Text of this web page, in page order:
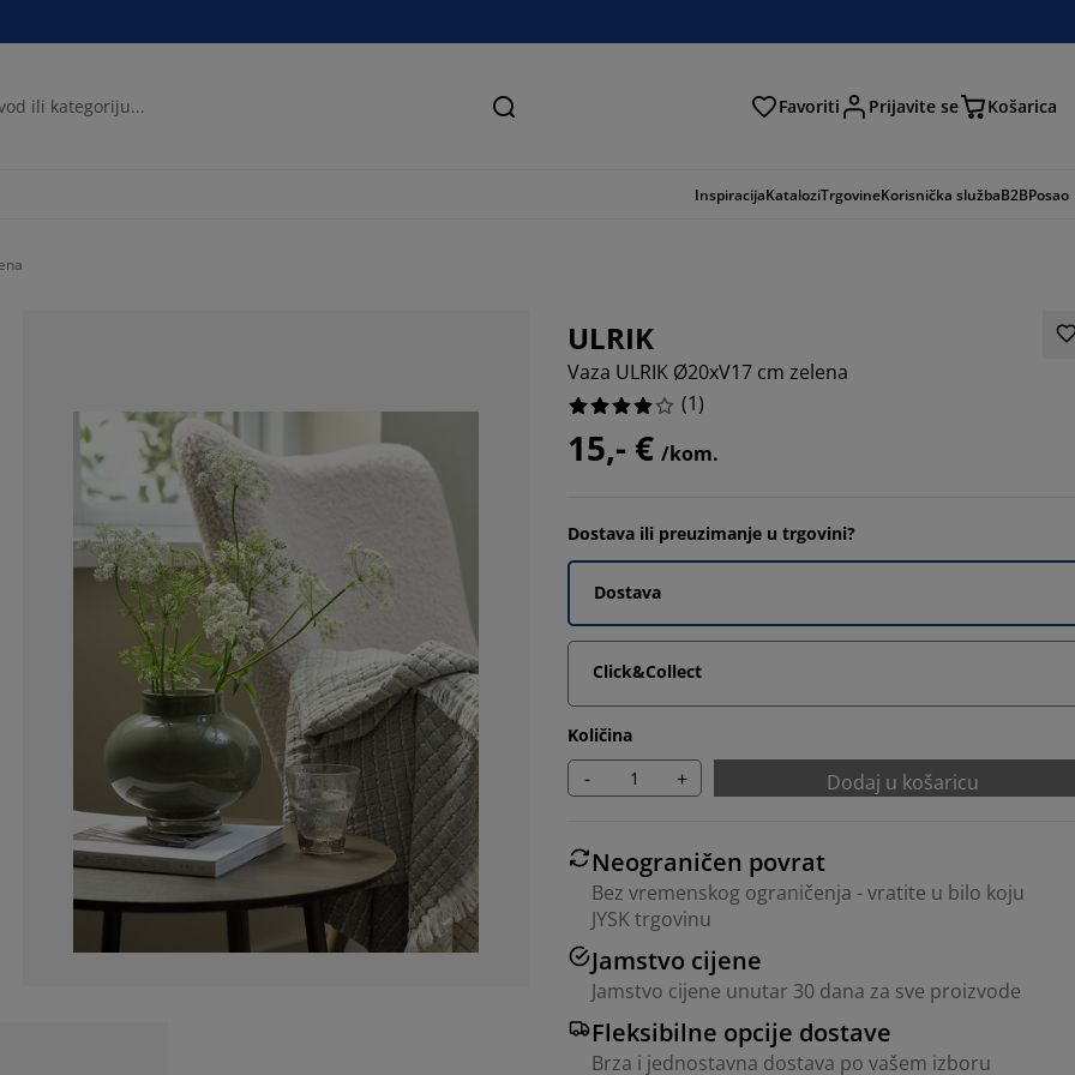
Pretraga Favoriti Prijavite se Košarica
InspiracijaKataloziTrgovineKorisnička službaB2BPosao
ULRIK
Vaza ULRIK Ø20xV17 cm zelena
(1)
15,- € /kom.
Dostava ili preuzimanje u trgovini?
Dostava
Click&Collect
Količina
- + Dodaj u košaricu
Neograničen povrat
Bez vremenskog ograničenja - vratite u bilo koju
JYSK trgovinu
Jamstvo cijene
Jamstvo cijene unutar 30 dana za sve proizvode
Fleksibilne opcije dostave
Brza i jednostavna dostava po vašem izboru